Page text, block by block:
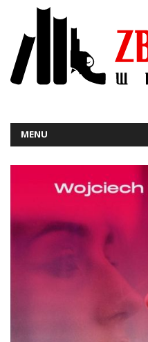
MENU
NOWOŚCI
PATRONATY
WYWIADY